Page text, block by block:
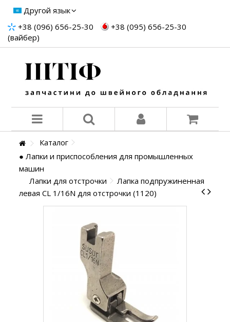
Другой язык
+38 (096) 656-25-30
+38 (095) 656-25-30
(вайбер)
Каталог
● Лапки и приспособления для промышленных
машин
Лапки для отстрочки
Лапка подпружиненная
левая CL 1/16N для отстрочки (1120)